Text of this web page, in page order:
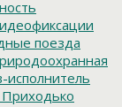
поезда
исполнитель
Приходько